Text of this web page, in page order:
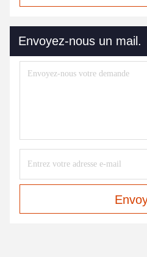
Envoyez-nous un mail.